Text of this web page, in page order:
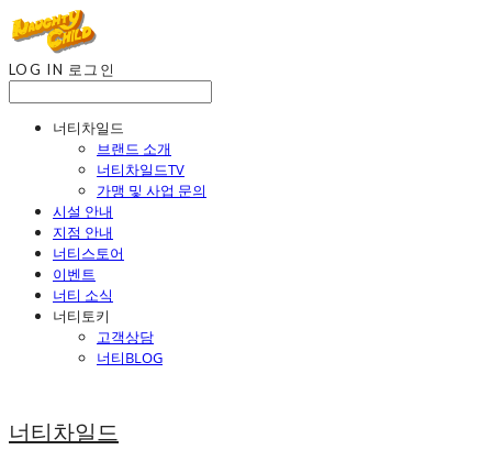
LOG IN 로그인
너티차일드
브랜드 소개
너티차일드TV
가맹 및 사업 문의
시설 안내
지점 안내
너티스토어
이벤트
너티 소식
너티토키
고객상담
너티BLOG
너티차일드